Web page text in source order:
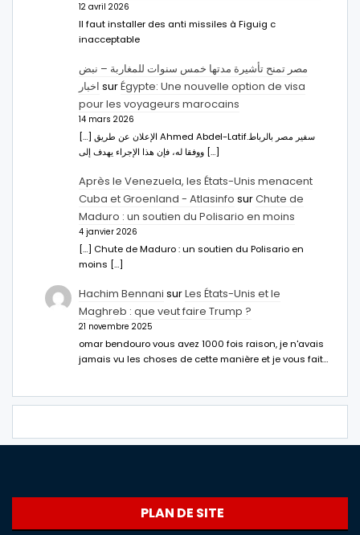
12 avril 2026
Il faut installer des anti missiles à Figuig c
inacceptable
مصر تمنح تأشيرة مدتها خمس سنوات للمغاربة – نبض
اخبار surÉgypte: Une nouvelle option de visa
pour les voyageurs marocains
14 mars 2026
[…] الإعلان عن طريق Ahmed Abdel-Latifسفير مصر بالرباط.
ووفقا له، فإن هذا الإجراء يهدف إلى […]
Après le Venezuela, les États-Unis menacent
Cuba et Groenland - Atlasinfo surChute de
Maduro : un soutien du Polisario en moins
4 janvier 2026
[…] Chute de Maduro : un soutien du Polisario en
moins […]
Hachim Bennani surLes États-Unis et le
Maghreb : que veut faire Trump ?
21 novembre 2025
omar bendouro vous avez 1000 fois raison, je n'avais
jamais vu les choses de cette manière et je vous fait…
PLAN DE SITE